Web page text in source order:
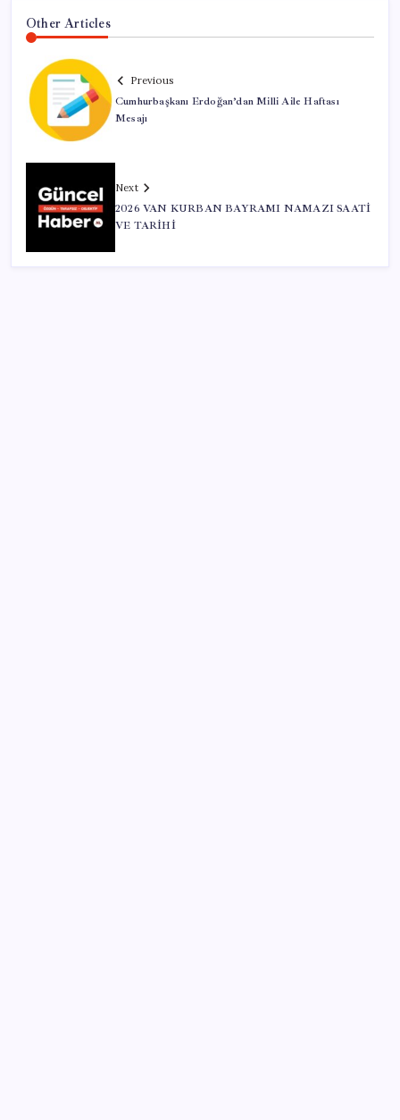
Other Articles
Previous
Cumhurbaşkanı Erdoğan’dan Milli Aile Haftası
Mesajı
Next
2026 VAN KURBAN BAYRAMI NAMAZI SAATİ
VE TARİHİ